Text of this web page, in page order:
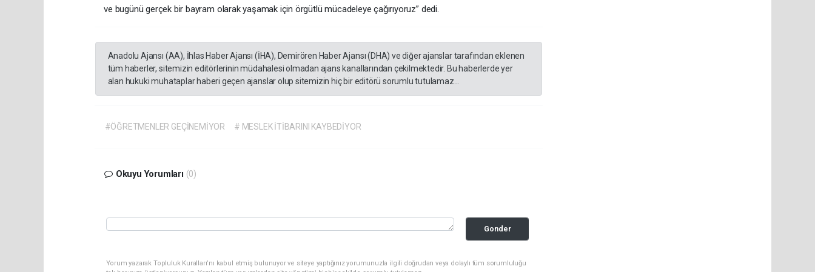
ve bugünü gerçek bir bayram olarak yaşamak için örgütlü mücadeleye çağırıyoruz” dedi.
Anadolu Ajansı (AA), İhlas Haber Ajansı (İHA), Demirören Haber Ajansı (DHA) ve diğer ajanslar tarafından eklenen
tüm haberler, sitemizin editörlerinin müdahalesi olmadan ajans kanallarından çekilmektedir. Bu haberlerde yer
alan hukuki muhataplar haberi geçen ajanslar olup sitemizin hiç bir editörü sorumlu tutulamaz...
#ÖĞRETMENLER GEÇİNEMİYOR # MESLEK İTİBARINI KAYBEDİYOR
Okuyu Yorumları (0)
Gonder
Yorum yazarak Topluluk Kuralları’nı kabul etmiş bulunuyor ve siteye yaptığınız yorumunuzla ilgili doğrudan veya dolaylı tüm sorumluluğu